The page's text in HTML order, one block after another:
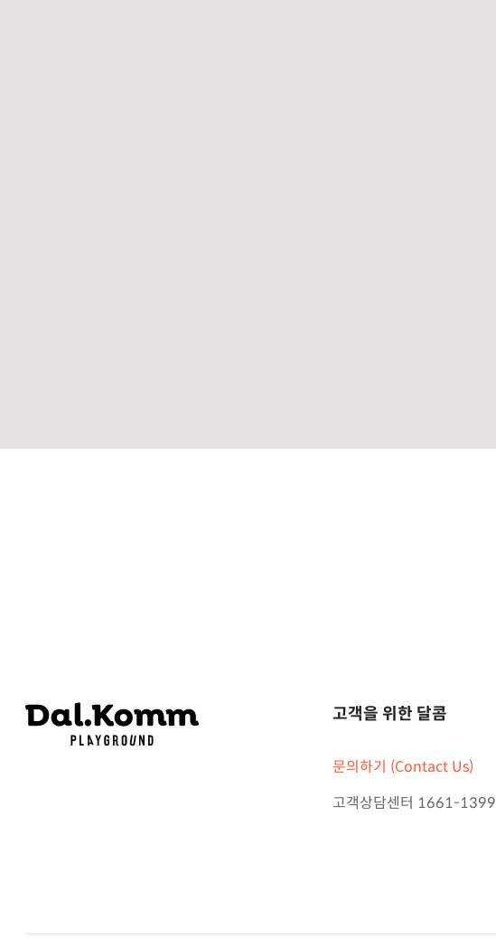
고객을 위한 달콤
문의하기 (Contact Us)
고객상담센터 1661-1399